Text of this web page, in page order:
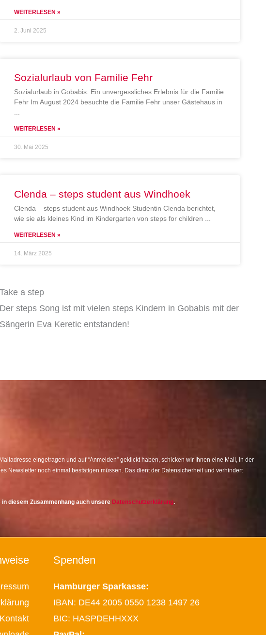
WEITERLESEN »
2. Juni 2025
Sozialurlaub von Familie Fehr
Sozialurlaub in Gobabis: Ein unvergessliches Erlebnis für die Familie
Fehr Im August 2024 besuchte die Familie Fehr unser Gästehaus in
WEITERLESEN »
30. Mai 2025
Clenda – steps student aus Windhoek
Clenda – steps student aus Windhoek Studentin Clenda berichtet,
wie sie als kleines Kind im Kindergarten von steps for children
WEITERLESEN »
14. März 2025
Take a step
Der steps Song ist mit vielen steps Kindern in Gobabis mit der
Sängerin Eva Keretic entstanden!
eingetragen und auf “Anmelden” geklickt haben, schicken wir Ihnen eine Mail, in der
Newsletter noch einmal bestätigen müssen. Das dient der Datensicherheit und verhindert
diesem Zusammenhang auch unsere Datenschutzerklärung.
Kontakt
Spenden
Hamburger Sparkasse:
IBAN: DE44 2005 0550 1238 1497 26
BIC: HASPDEHHXXX